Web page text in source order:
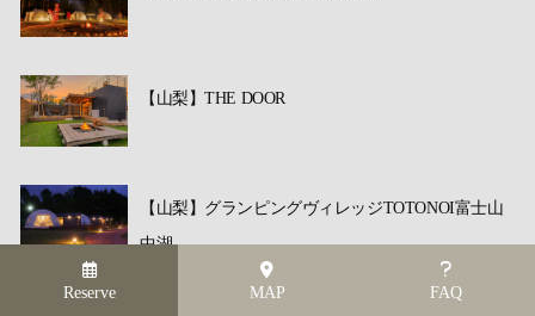
【山梨】THE DOOR
【山梨】グランピングヴィレッジTOTONOI富士山
中湖
Reserve MAP FAQ